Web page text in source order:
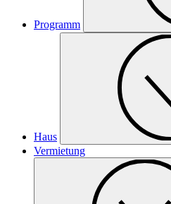
Programm
Haus
Vermietung